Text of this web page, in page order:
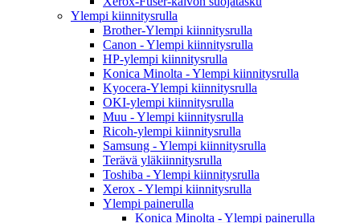
Ylempi kiinnitysrulla
Brother-Ylempi kiinnitysrulla
Canon - Ylempi kiinnitysrulla
HP-ylempi kiinnitysrulla
Konica Minolta - Ylempi kiinnitysrulla
Kyocera-Ylempi kiinnitysrulla
OKI-ylempi kiinnitysrulla
Muu - Ylempi kiinnitysrulla
Ricoh-ylempi kiinnitysrulla
Samsung - Ylempi kiinnitysrulla
Terävä yläkiinnitysrulla
Toshiba - Ylempi kiinnitysrulla
Xerox - Ylempi kiinnitysrulla
Ylempi painerulla
Konica Minolta - Ylempi painerulla